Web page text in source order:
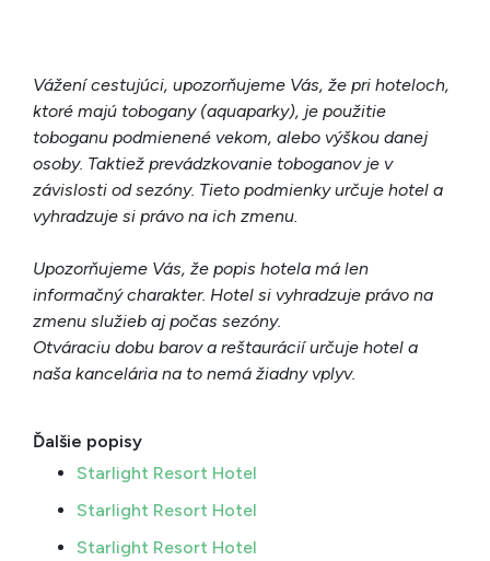
Vážení cestujúci, upozorňujeme Vás, že pri hoteloch,
ktoré majú tobogany (aquaparky), je použitie
toboganu podmienené vekom, alebo výškou danej
osoby. Taktiež prevádzkovanie toboganov je v
závislosti od sezóny. Tieto podmienky určuje hotel a
vyhradzuje si právo na ich zmenu.
Upozorňujeme Vás, že popis hotela má len
informačný charakter. Hotel si vyhradzuje právo na
zmenu služieb aj počas sezóny.
Otváraciu dobu barov a reštaurácií určuje hotel a
naša kancelária na to nemá žiadny vplyv.
Ďalšie popisy
Starlight Resort Hotel
Starlight Resort Hotel
Starlight Resort Hotel